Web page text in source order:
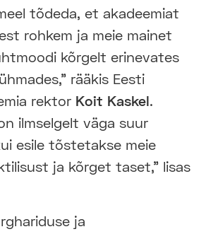
tõdeda, et akadeemiat
rohkem ja meie mainet
kõrgelt erinevates
rääkis Eesti
rektor Koit Kaskel.
ilmselgelt väga suur
esile tõstetakse meie
ja kõrget taset,” lisas
ja